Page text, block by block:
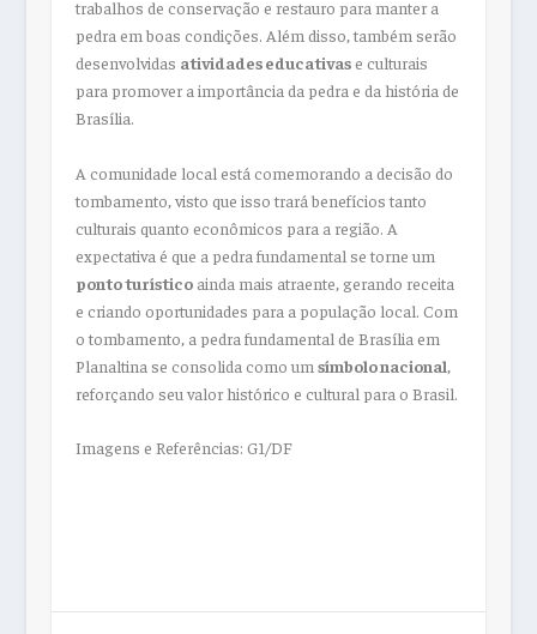
trabalhos de conservação e restauro para manter a
pedra em boas condições. Além disso, também serão
desenvolvidas atividades educativase culturais
para promover a importância da pedra e da história de
Brasília.
A comunidade local está comemorando a decisão do
tombamento, visto que isso trará benefícios tanto
culturais quanto econômicos para a região. A
expectativa é que a pedra fundamental se torne um
ponto turísticoainda mais atraente, gerando receita
e criando oportunidades para a população local. Com
o tombamento, a pedra fundamental de Brasília em
Planaltina se consolida como um símbolo nacional
reforçando seu valor histórico e cultural para o Brasil.
Imagens e Referências: G1/DF